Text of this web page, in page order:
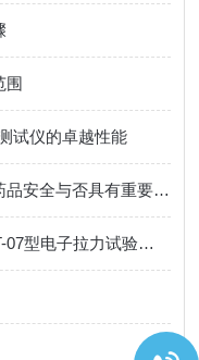
围
试仪的卓越性能
药品无菌包装瓶质量的好坏对于药品安全与否具有重要的意义
破局“洋仪器”垄断,济南瑞莱铂ATT-07型电子拉力试验机蓄势待发